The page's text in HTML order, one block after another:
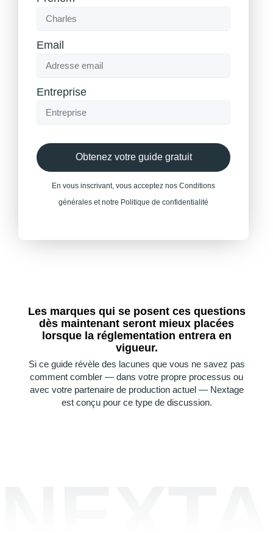
Email
Entreprise
Obtenez votre guide gratuit
En vous inscrivant, vous acceptez nos Conditions
générales et notre Politique de confidentialité
Les marques qui se posent ces questions
dès maintenant seront mieux placées
lorsque la réglementation entrera en
vigueur.
Si ce guide révèle des lacunes que vous ne savez pas
comment combler — dans votre propre processus ou
avec votre partenaire de production actuel — Nextage
est conçu pour ce type de discussion.